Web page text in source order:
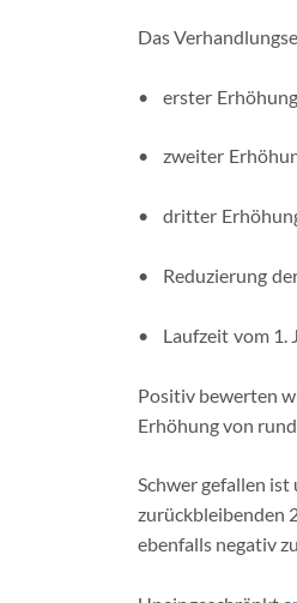
Das
• erster
• zweiter
• dritter
• Reduzierung
• Laufzeit vom 1.
Positiv bewerten
Erhöhung von
Schwer gefallen
zurückbleibenden
ebenfalls negativ